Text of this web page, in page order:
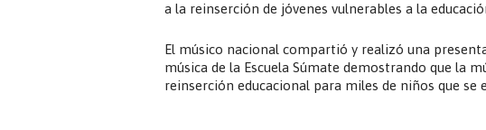
a la reinserción de jóvenes vulnerables a la
El músico nacional compartió y realizó una
música de la Escuela Súmate demostrando que la
reinserción educacional para miles de niños que se